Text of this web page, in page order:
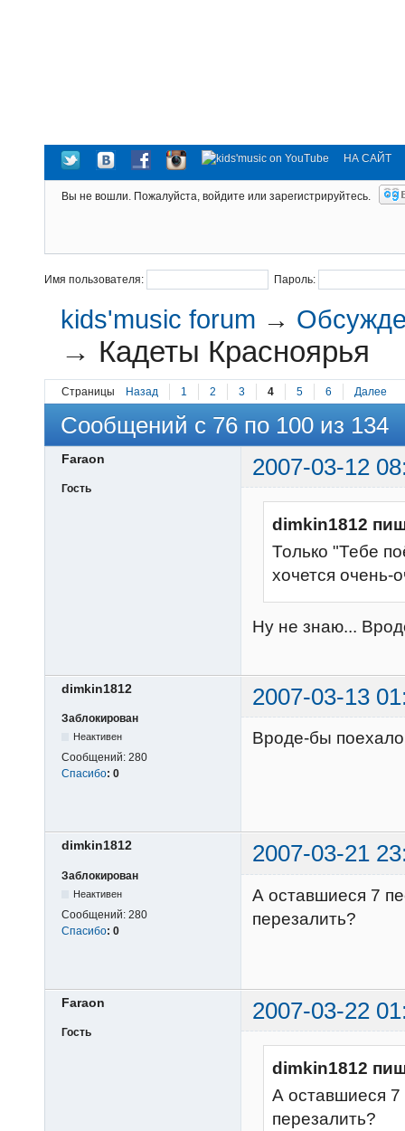
НА САЙТ
Вы не вошли. Пожалуйста, войдите или зарегистрируйтесь.
Имя пользователя: Пароль:
kids'music forum →
→ Кадеты Красноярья
Страницы Назад 1 2 3 4 5 6 Далее
Сообщений с 76 по 100 из 134
Faraon 2007-03-12
Гость
dimkin1812
Только "Тебе
хочется очень-
Ну не знаю...
dimkin1812 2007-03-13
Заблокирован
Неактивен
Сообщений: 280
Спасибо: 0
Вроде-бы поехало
dimkin1812 2007-03-21
Заблокирован
Неактивен
Сообщений: 280
Спасибо: 0
А оставшиеся 7
перезалить?
Faraon 2007-03-22
Гость
dimkin1812
А оставшиеся 7
перезалить?